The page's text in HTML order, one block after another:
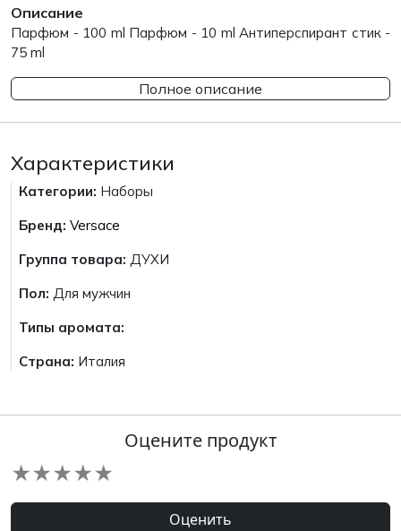
Описание
Парфюм - 100 ml Парфюм - 10 ml Антиперспирант стик -
75 ml
Полное описание
Характеристики
Категории: Наборы
Бренд: Versace
Группа товара: ДУХИ
Пол: Для мужчин
Типы аромата:
Страна: Италия
Оцените продукт
★
★
★
★
★
Оценить